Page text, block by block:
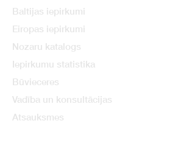
Baltijas iepirkumi
Eiropas iepirkumi
Nozaru katalogs
Iepirkumu statistika
Būvieceres
Vadība un konsultācijas
Atsauksmes